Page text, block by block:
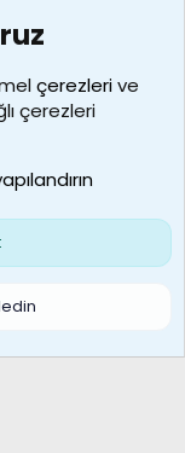
çerezlerive
çerezleri